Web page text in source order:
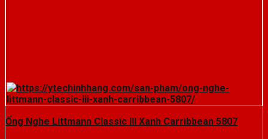
Ống Nghe Littmann Classic III Xanh Carribbean 5807